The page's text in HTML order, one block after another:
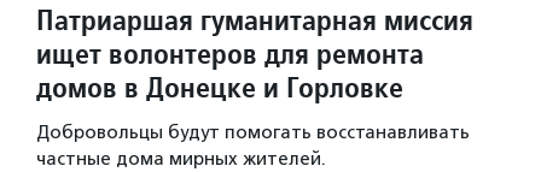
Патриаршая гуманитарная миссия
ищет волонтеров для ремонта
домов в Донецке и Горловке
Добровольцы будут помогать восстанавливать
частные дома мирных жителей.